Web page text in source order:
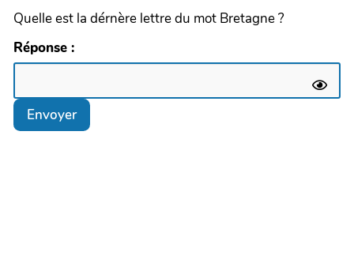
Quelle est la dérnère lettre du mot Bretagne ?
Réponse :
Envoyer